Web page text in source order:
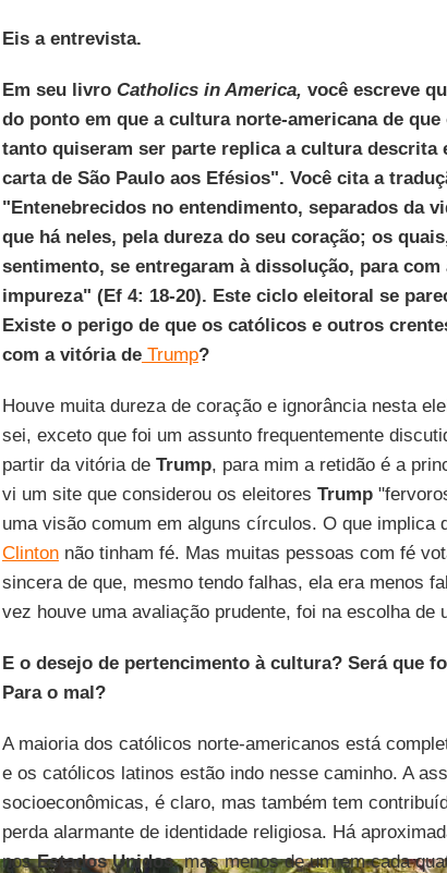
Eis a entrevista.
Em seu livro Catholics in America, você escreve
do ponto em que a cultura norte-americana de
tanto quiseram ser parte replica a cultura descrita
carta de São Paulo aos Efésios". Você cita a
"Entenebrecidos no entendimento, separados da
que há neles, pela dureza do seu coração; os
sentimento, se entregaram à dissolução, para
impureza" (Ef 4: 18-20). Este ciclo eleitoral se
Existe o perigo de que os católicos e outros
com a vitória deTrump?
Houve muita dureza de coração e ignorância nesta
sei, exceto que foi um assunto frequentemente
partir da vitória de Trump, para mim a retidão é a
vi um site que considerou os eleitores Trump
uma visão comum em alguns círculos. O que implica
Clintonnão tinham fé. Mas muitas pessoas com fé
sincera de que, mesmo tendo falhas, ela era menos
vez houve uma avaliação prudente, foi na escolha de
E o desejo de pertencimento à cultura? Será que
Para o mal?
A maioria dos católicos norte-americanos está
e os católicos latinos estão indo nesse caminho. A
socioeconômicas, é claro, mas também tem
perda alarmante de identidade religiosa. Há
nosEstados Unidos, mas menos de um em cada